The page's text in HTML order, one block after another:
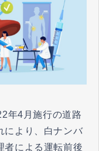
年4月施行の道路
により、白ナンバ
者による運転前後